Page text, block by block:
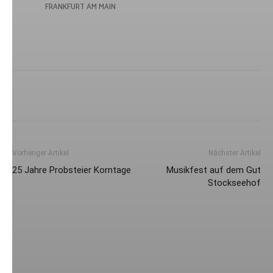
Vorheriger Artikel
25 Jahre Probsteier Korntage
Nächster Artikel
Musikfest auf dem Gut
Stockseehof